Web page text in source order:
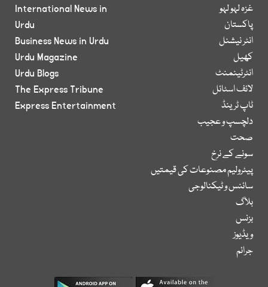
غزہ لہو لہو
پاکستان
انٹر نیشنل
کھیل
انٹرٹینمنٹ
لائف اسٹائل
ٹاپ ٹرینڈ
دلچسپ و عجیب
صحت
سونے کے نرخ
پیٹرولیم مصنوعات کی قیمتیں
سائنس و ٹیکنالوجی
بلاگ
بزنس
ویڈیوز
جرائم
International News in
Urdu
Business News in Urdu
Urdu Magazine
Urdu Blogs
The Express Tribune
Express Entertainment